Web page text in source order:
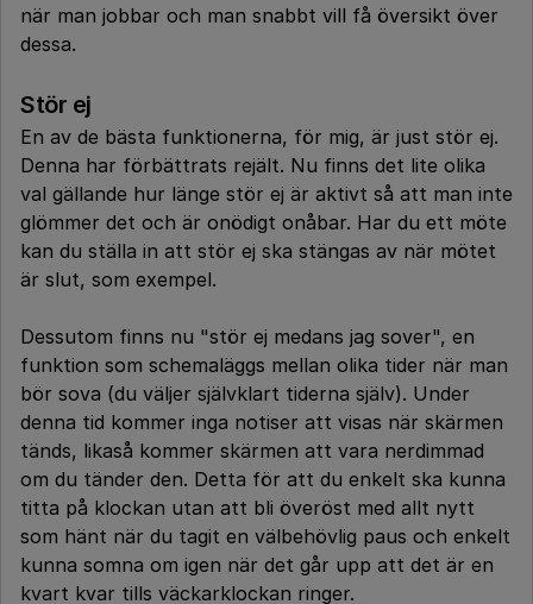
när man jobbar och man snabbt vill få översikt över
dessa.
Stör ej
En av de bästa funktionerna, för mig, är just stör ej.
Denna har förbättrats rejält. Nu finns det lite olika
val gällande hur länge stör ej är aktivt så att man inte
glömmer det och är onödigt onåbar. Har du ett möte
kan du ställa in att stör ej ska stängas av när mötet
är slut, som exempel.
Dessutom finns nu "stör ej medans jag sover", en
funktion som schemaläggs mellan olika tider när man
bör sova (du väljer självklart tiderna själv). Under
denna tid kommer inga notiser att visas när skärmen
tänds, likaså kommer skärmen att vara nerdimmad
om du tänder den. Detta för att du enkelt ska kunna
titta på klockan utan att bli överöst med allt nytt
som hänt när du tagit en välbehövlig paus och enkelt
kunna somna om igen när det går upp att det är en
kvart kvar tills väckarklockan ringer.